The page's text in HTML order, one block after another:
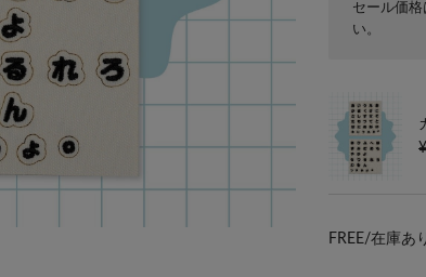
セール価
い。
FREE/在庫あ